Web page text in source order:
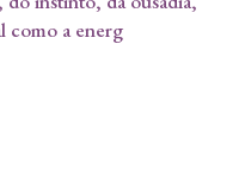
como a energ